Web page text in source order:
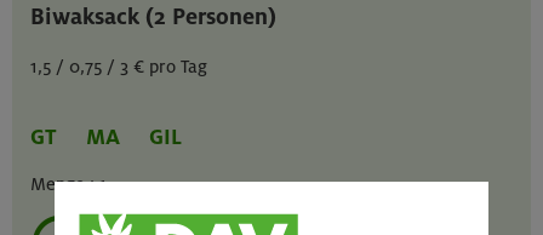
Biwaksack (2 Personen)
1,5 / 0,75 / 3 € pro Tag
GT MA GIL
Menge :1